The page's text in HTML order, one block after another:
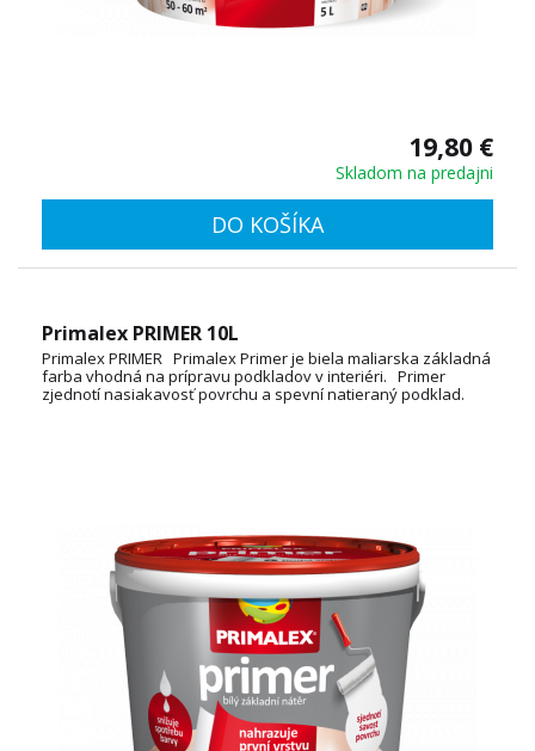
19,80 €
Skladom na predajni
DO KOŠÍKA
Primalex PRIMER 10L
Primalex PRIMER Primalex Primer je biela maliarska základná
farba vhodná na prípravu podkladov v interiéri. Primer
zjednotí nasiakavosť povrchu a spevní natieraný podklad.